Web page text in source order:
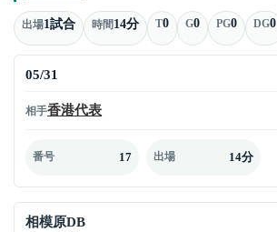
出場1試合 時間14分 T0 G0 PG0 DG0
05/31
相手香港代表
番号 17 出場 14分
相模原DB